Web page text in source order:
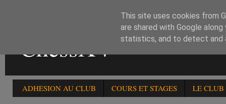
ChessXV
ADHESION AU CLUB COURS ET STAGES LE CLUB
This site uses cookies from
are shared with Google
statistics, and to detect and